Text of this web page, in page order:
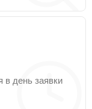
в день заявки